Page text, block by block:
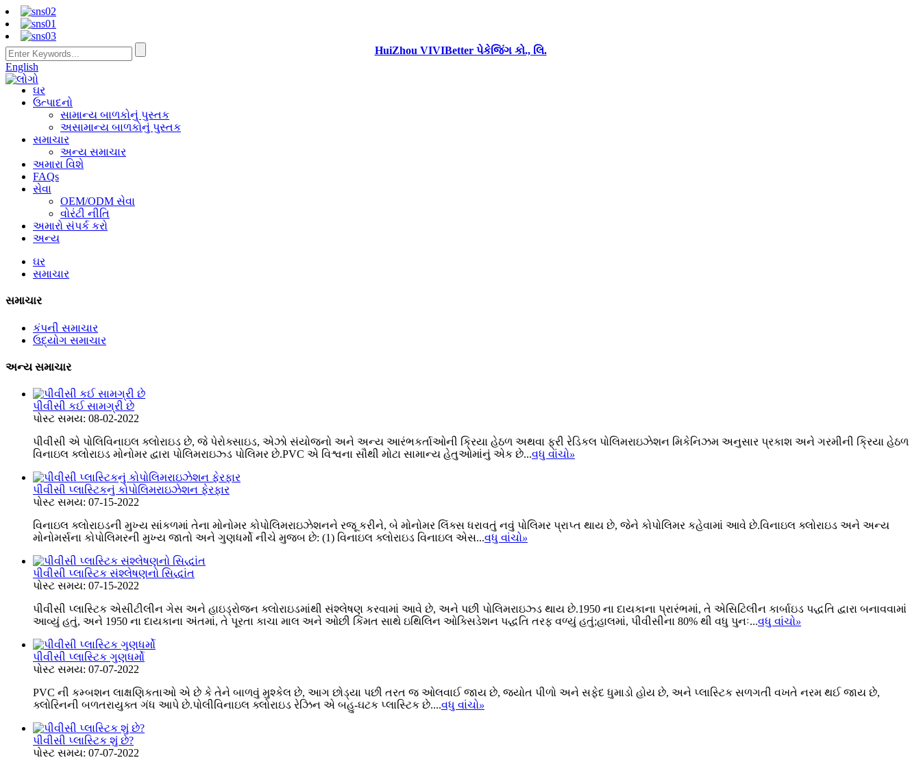
English
HuiZhou VIVIBetter પેકેજિંગ કો., લિ.
ઘર
ઉત્પાદનો
સામાન્ય બાળકોનું પુસ્તક
અસામાન્ય બાળકોનું પુસ્તક
સમાચાર
અન્ય સમાચાર
અમારા વિશે
FAQs
સેવા
OEM/ODM સેવા
વોરંટી નીતિ
અમારો સંપર્ક કરો
અન્ય
ઘર
સમાચાર
સમાચાર
કંપની સમાચાર
ઉદ્યોગ સમાચાર
અન્ય સમાચાર
પીવીસી કઈ સામગ્રી છે
પોસ્ટ સમય: 08-02-2022
પીવીસી એ પોલિવિનાઇલ ક્લોરાઇડ છે, જે પેરોક્સાઇડ, એઝો સંયોજનો અને અન્ય આરંભકર્તાઓની ક્રિયા હેઠળ અથવા ફ્રી રેડિકલ પોલિમરાઇઝેશન મિકેનિઝમ અનુસાર પ્રકાશ અને ગરમીની ક્રિયા હેઠળ
વિનાઇલ ક્લોરાઇડ મોનોમર દ્વારા પોલિમરાઇઝ્ડ પોલિમર છે.PVC એ વિશ્વના સૌથી મોટા સામાન્ય હેતુઓમાંનું એક છે...વધુ વાંચો»
પીવીસી પ્લાસ્ટિકનું કોપોલિમરાઇઝેશન ફેરફાર
પોસ્ટ સમય: 07-15-2022
વિનાઇલ ક્લોરાઇડની મુખ્ય સાંકળમાં તેના મોનોમર કોપોલિમરાઇઝેશનને રજૂ કરીને, બે મોનોમર લિંક્સ ધરાવતું નવું પોલિમર પ્રાપ્ત થાય છે, જેને કોપોલિમર કહેવામાં આવે છે.વિનાઇલ ક્લોરાઇડ અને અન્ય
મોનોમર્સના કોપોલિમરની મુખ્ય જાતો અને ગુણધર્મો નીચે મુજબ છે: (1) વિનાઇલ ક્લોરાઇડ વિનાઇલ એસ...વધુ વાંચો»
પીવીસી પ્લાસ્ટિક સંશ્લેષણનો સિદ્ધાંત
પોસ્ટ સમય: 07-15-2022
પીવીસી પ્લાસ્ટિક એસીટીલીન ગેસ અને હાઇડ્રોજન ક્લોરાઇડમાંથી સંશ્લેષણ કરવામાં આવે છે, અને પછી પોલિમરાઇઝ્ડ થાય છે.1950 ના દાયકાના પ્રારંભમાં, તે એસિટિલીન કાર્બાઇડ પદ્ધતિ દ્વારા બનાવવામાં
આવ્યું હતું, અને 1950 ના દાયકાના અંતમાં, તે પૂરતા કાચા માલ અને ઓછી કિંમત સાથે ઇથિલિન ઓક્સિડેશન પદ્ધતિ તરફ વળ્યું હતું;હાલમાં, પીવીસીના 80% થી વધુ પુનઃ...વધુ વાંચો»
પીવીસી પ્લાસ્ટિક ગુણધર્મો
પોસ્ટ સમય: 07-07-2022
PVC ની કમ્બશન લાક્ષણિકતાઓ એ છે કે તેને બાળવું મુશ્કેલ છે, આગ છોડ્યા પછી તરત જ ઓલવાઈ જાય છે, જ્યોત પીળો અને સફેદ ધુમાડો હોય છે, અને પ્લાસ્ટિક સળગતી વખતે નરમ થઈ જાય છે,
ક્લોરિનની બળતરાયુક્ત ગંધ આપે છે.પોલીવિનાઇલ ક્લોરાઇડ રેઝિન એ બહુ-ઘટક પ્લાસ્ટિક છે....વધુ વાંચો»
પીવીસી પ્લાસ્ટિક શું છે?
પોસ્ટ સમય: 07-07-2022